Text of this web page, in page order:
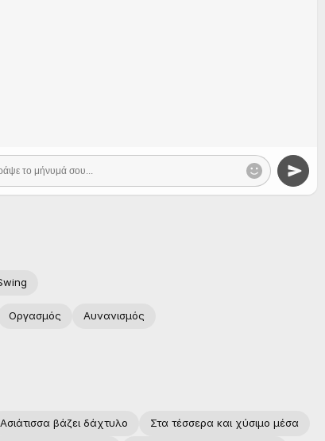
Οργασμός Αυνανισμός
Ασιάτισσα βάζει δάχτυλο
Στα τέσσερα και χύσιμο μέσα